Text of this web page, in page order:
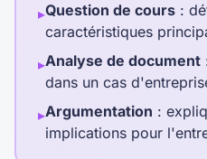
▸Question de cours :
caractéristiques
▸Analyse de document
dans un cas
▸Argumentation :
implications pour